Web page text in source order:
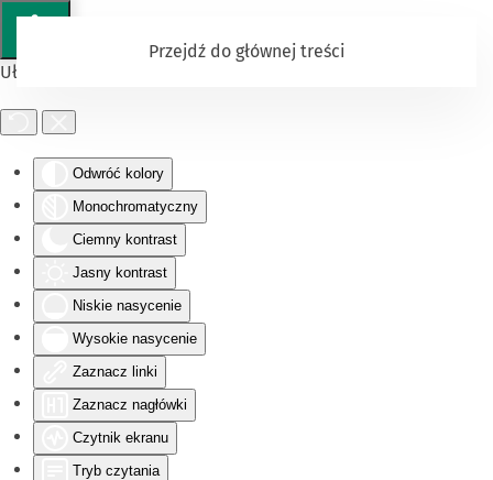
Ułatwienia dostępu
Odwróć kolory
Monochromatyczny
Ciemny kontrast
Jasny kontrast
Niskie nasycenie
Wysokie nasycenie
Zaznacz linki
Zaznacz nagłówki
Czytnik ekranu
Tryb czytania
Przejdź do głównej treści